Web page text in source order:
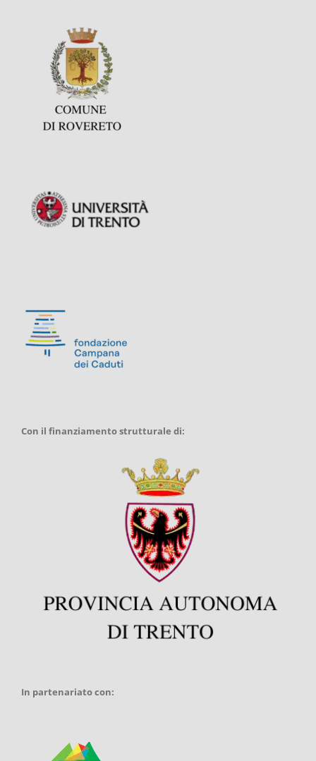
Con il finanziamento strutturale di:
In partenariato con: